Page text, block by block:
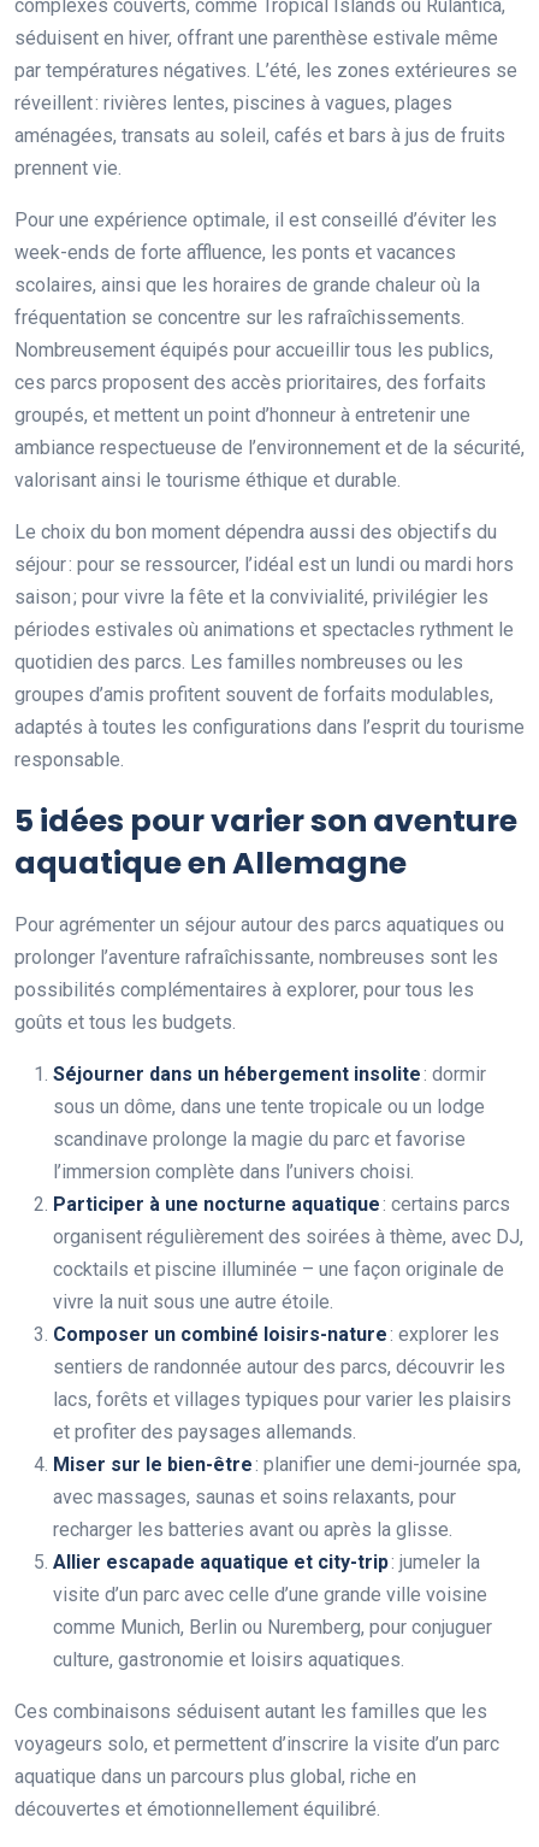
complexes couverts, comme Tropical Islands ou Rulantica,
séduisent en hiver, offrant une parenthèse estivale même
par températures négatives. L’été, les zones extérieures se
réveillent : rivières lentes, piscines à vagues, plages
aménagées, transats au soleil, cafés et bars à jus de fruits
prennent vie.
Pour une expérience optimale, il est conseillé d’éviter les
week-ends de forte affluence, les ponts et vacances
scolaires, ainsi que les horaires de grande chaleur où la
fréquentation se concentre sur les rafraîchissements.
Nombreusement équipés pour accueillir tous les publics,
ces parcs proposent des accès prioritaires, des forfaits
groupés, et mettent un point d’honneur à entretenir une
ambiance respectueuse de l’environnement et de la sécurité,
valorisant ainsi le tourisme éthique et durable.
Le choix du bon moment dépendra aussi des objectifs du
séjour : pour se ressourcer, l’idéal est un lundi ou mardi hors
saison ; pour vivre la fête et la convivialité, privilégier les
périodes estivales où animations et spectacles rythment le
quotidien des parcs. Les familles nombreuses ou les
groupes d’amis profitent souvent de forfaits modulables,
adaptés à toutes les configurations dans l’esprit du tourisme
responsable.
5 idées pour varier son aventure
aquatique en Allemagne
Pour agrémenter un séjour autour des parcs aquatiques ou
prolonger l’aventure rafraîchissante, nombreuses sont les
possibilités complémentaires à explorer, pour tous les
goûts et tous les budgets.
Séjourner dans un hébergement insolite: dormir
sous un dôme, dans une tente tropicale ou un lodge
scandinave prolonge la magie du parc et favorise
l’immersion complète dans l’univers choisi.
Participer à une nocturne aquatique: certains parcs
organisent régulièrement des soirées à thème, avec DJ,
cocktails et piscine illuminée – une façon originale de
vivre la nuit sous une autre étoile.
Composer un combiné loisirs-nature: explorer les
sentiers de randonnée autour des parcs, découvrir les
lacs, forêts et villages typiques pour varier les plaisirs
et profiter des paysages allemands.
Miser sur le bien-être: planifier une demi-journée spa,
avec massages, saunas et soins relaxants, pour
recharger les batteries avant ou après la glisse.
Allier escapade aquatique et city-trip: jumeler la
visite d’un parc avec celle d’une grande ville voisine
comme Munich, Berlin ou Nuremberg, pour conjuguer
culture, gastronomie et loisirs aquatiques.
Ces combinaisons séduisent autant les familles que les
voyageurs solo, et permettent d’inscrire la visite d’un parc
aquatique dans un parcours plus global, riche en
découvertes et émotionnellement équilibré.